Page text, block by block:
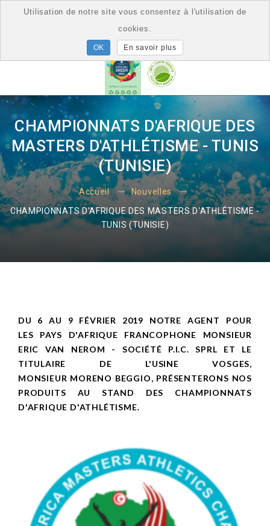
CHAMPIONNATS D'AFRIQUE DES
MASTERS D'ATHLÉTISME - TUNIS
(TUNISIE)
Accueil Nouvelles
CHAMPIONNATS D'AFRIQUE DES MASTERS D'ATHLÉTISME -
TUNIS (TUNISIE)
DU 6 AU 9 FÉVRIER 2019 NOTRE AGENT POUR
LES PAYS D'AFRIQUE FRANCOPHONE MONSIEUR
ERIC VAN NEROM - SOCIÉTÉ P.I.C. SPRL ET LE
TITULAIRE DE L'USINE VOSGES,
MONSIEUR MORENO BEGGIO, PRÉSENTERONS NOS
PRODUITS AU STAND DES CHAMPIONNATS
D'AFRIQUE D'ATHLÉTISME.
Utilisation de notre site vous consentez à l'utilisation de
cookies.
En savoir plus